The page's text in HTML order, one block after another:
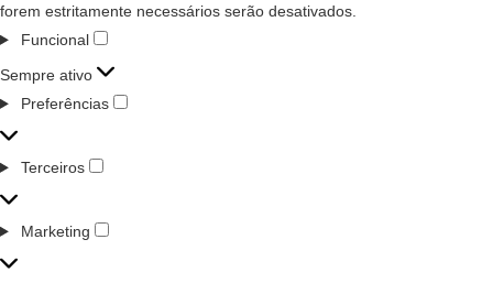
forem estritamente necessários serão desativados.
Funcional
Sempre ativo
Preferências
Terceiros
Marketing